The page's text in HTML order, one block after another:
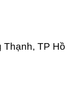
TP Hồ